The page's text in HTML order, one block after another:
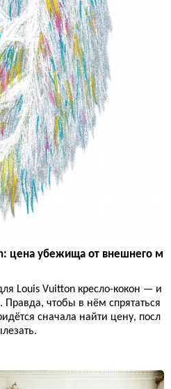
цена убежища от внешнего м
Louis Vuitton кресло-кокон — и
чтобы в нём спрятаться
сначала найти цену, посл